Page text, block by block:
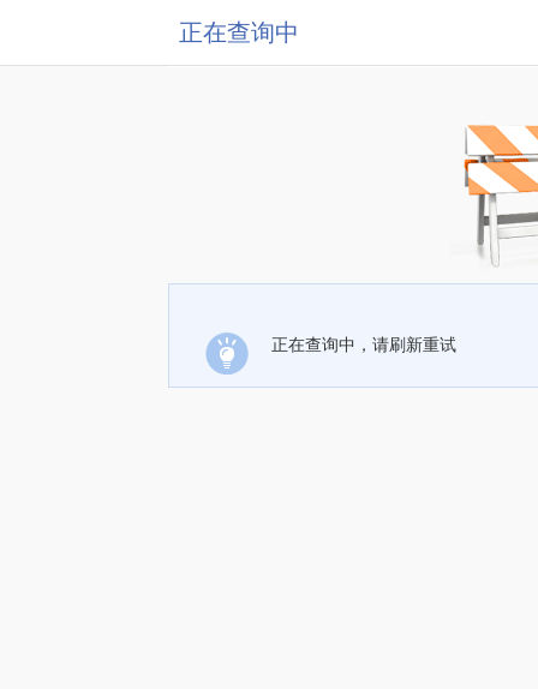
正在查询中
正在查询中，请刷新重试